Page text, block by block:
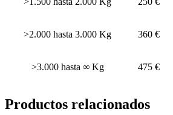
>2.000 hasta 3.000 Kg 360 €
>3.000 hasta ∞ Kg 475 €
Productos relacionados